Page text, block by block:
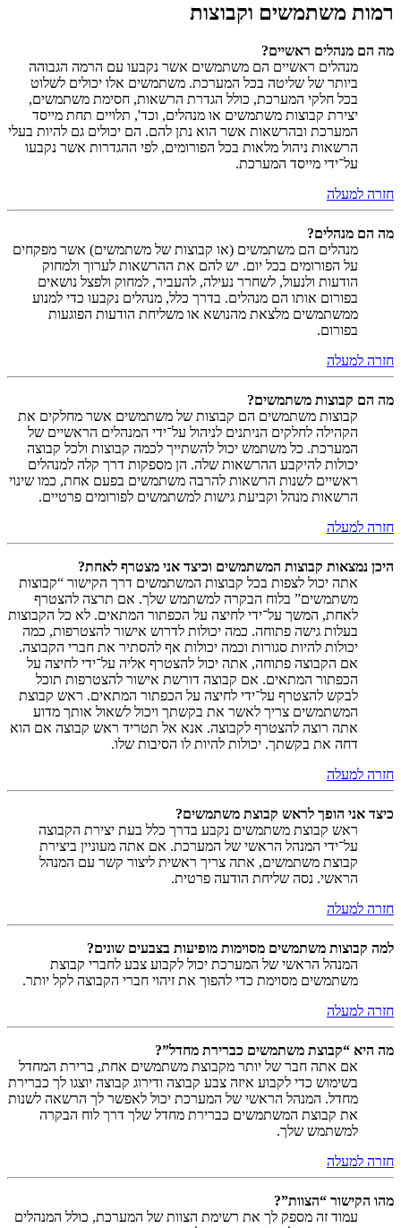
רמות משתמשים וקבוצות
מה הם מנהלים ראשיים?
מנהלים ראשיים הם משתמשים אשר נקבעו עם הרמה הגבוהה
ביותר של שליטה בכל המערכת. משתמשים אלו יכולים לשלוט
בכל חלקי המערכת, כולל הגדרת הרשאות, חסימת משתמשים,
יצירת קבוצות משתמשים או מנהלים, וכד', תלויים תחת מייסד
המערכת ובהרשאות אשר הוא נתן להם. הם יכולים גם להיות בעלי
הרשאות ניהול מלאות בכל הפורומים, לפי ההגדרות אשר נקבעו
על־ידי מייסד המערכת.
חזרה למעלה
מה הם מנהלים?
מנהלים הם משתמשים (או קבוצות של משתמשים) אשר מפקחים
על הפורומים בכל יום. יש להם את ההרשאות לערוך ולמחוק
הודעות ולנעול, לשחרר נעילה, להעביר, למחוק ולפצל נושאים
בפורום אותו הם מנהלים. בדרך כלל, מנהלים נקבעו כדי למנוע
ממשתמשים מלצאת מהנושא או משליחת הודעות הפוגעות
בפורום.
חזרה למעלה
מה הם קבוצות משתמשים?
קבוצות משתמשים הם קבוצות של משתמשים אשר מחלקים את
הקהילה לחלקים הניתנים לניהול על־ידי המנהלים הראשיים של
המערכת. כל משתמש יכול להשתייך לכמה קבוצות ולכל קבוצה
יכולות להיקבע ההרשאות שלה. הן מספקות דרך קלה למנהלים
ראשיים לשנות הרשאות להרבה משתמשים בפעם אחת, כמו שינוי
הרשאות מנהל וקביעת גישות למשתמשים לפורומים פרטיים.
חזרה למעלה
היכן נמצאות קבוצות המשתמשים וכיצד אני מצטרף לאחת?
אתה יכול לצפות בכל קבוצות המשתמשים דרך הקישור “קבוצות
משתמשים” בלוח הבקרה למשתמש שלך. אם תרצה להצטרף
לאחת, המשך על־ידי לחיצה על הכפתור המתאים. לא כל הקבוצות
בעלות גישה פתוחה. כמה יכולות לדרוש אישור להצטרפות, כמה
יכולות להיות סגורות וכמה יכולות אף להסתיר את חברי הקבוצה.
אם הקבוצה פתוחה, אתה יכול להצטרף אליה על־ידי לחיצה על
הכפתור המתאים. אם קבוצה דורשת אישור להצטרפות תוכל
לבקש להצטרף על־ידי לחיצה על הכפתור המתאים. ראש קבוצת
המשתמשים צריך לאשר את בקשתך ויכול לשאול אותך מדוע
אתה רוצה להצטרף לקבוצה. אנא אל תטריד ראש קבוצה אם הוא
דחה את בקשתך. יכולות להיות לו הסיבות שלו.
חזרה למעלה
כיצד אני הופך לראש קבוצת משתמשים?
ראש קבוצת משתמשים נקבע בדרך כלל בעת יצירת הקבוצה
על־ידי המנהל הראשי של המערכת. אם אתה מעוניין ביצירת
קבוצת משתמשים, אתה צריך ראשית ליצור קשר עם המנהל
הראשי. נסה שליחת הודעה פרטית.
חזרה למעלה
למה קבוצות משתמשים מסוימות מופיעות בצבעים שונים?
המנהל הראשי של המערכת יכול לקבוע צבע לחברי קבוצת
משתמשים מסוימת כדי להפוך את זיהוי חברי הקבוצה לקל יותר.
חזרה למעלה
מה היא “קבוצת משתמשים כברירת מחדל”?
אם אתה חבר של יותר מקבוצת משתמשים אחת, ברירת המחדל
בשימוש כדי לקבוע איזה צבע קבוצה ודירוג קבוצה יוצגו לך כברירת
מחדל. המנהל הראשי של המערכת יכול לאפשר לך הרשאה לשנות
את קבוצת המשתמשים כברירת מחדל שלך דרך לוח הבקרה
למשתמש שלך.
חזרה למעלה
מהו הקישור “הצוות”?
עמוד זה מספק לך את רשימת הצוות של המערכת, כולל המנהלים